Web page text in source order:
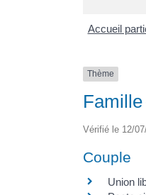
Accueil
Thème
Vérifié le 12/
Couple
Union